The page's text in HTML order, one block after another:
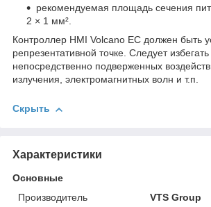
рекомендуемая площадь сечения
2 × 1 мм².
Контроллер HMI Volcano EC должен быть
репрезентативной точке. Следует избегать
непосредственно подверженных
излучения, электромагнитных волн и т.п.
Скрыть
Характеристики
Основные
Производитель
VTS Group